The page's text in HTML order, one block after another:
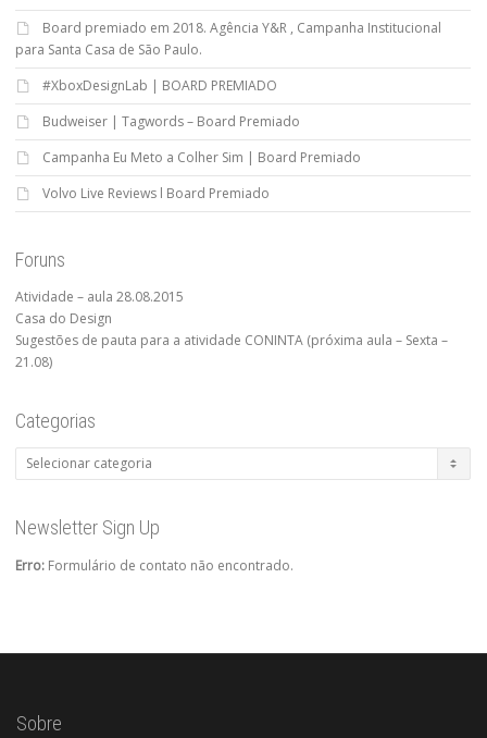
Board premiado em 2018. Agência Y&R , Campanha Institucional
para Santa Casa de São Paulo.
#XboxDesignLab | BOARD PREMIADO
Budweiser | Tagwords – Board Premiado
Campanha Eu Meto a Colher Sim | Board Premiado
Volvo Live Reviews l Board Premiado
Foruns
Atividade – aula 28.08.2015
Casa do Design
Sugestões de pauta para a atividade CONINTA (próxima aula – Sexta –
21.08)
Categorias
Categorias
Newsletter Sign Up
Erro: Formulário de contato não encontrado.
Sobre